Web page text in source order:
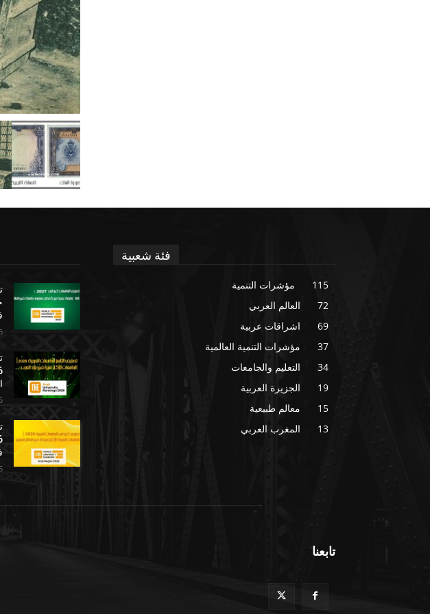
فئة شعبية
مؤشرات التنمية
115
العالم العربي
72
اشراقات عربية
69
مؤشرات التنمية العالمية
37
التعليم والجامعات
34
الجزيرة العربية
19
معالم طبيعية
15
المغرب العربي
13
تابعنا